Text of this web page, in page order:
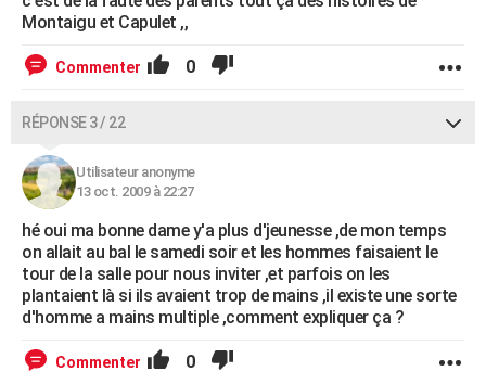
Montaigu et Capulet ,,
Commenter 0
RÉPONSE 3 / 22
Utilisateur anonyme
13 oct. 2009 à 22:27
hé oui ma bonne dame y'a plus d'jeunesse ,de mon temps
on allait au bal le samedi soir et les hommes faisaient le
tour de la salle pour nous inviter ,et parfois on les
plantaient là si ils avaient trop de mains ,il existe une sorte
d'homme a mains multiple ,comment expliquer ça ?
Commenter 0